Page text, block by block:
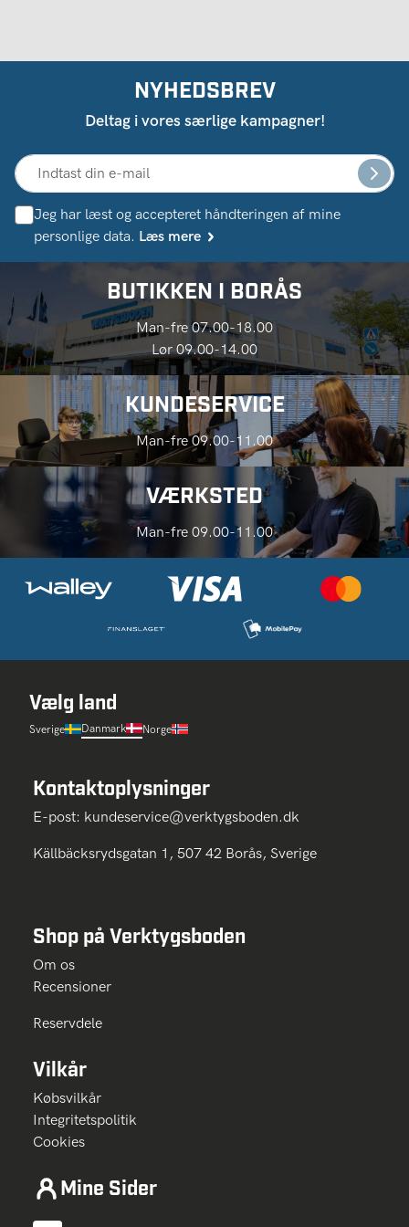
NYHEDSBREV
Deltag i vores særlige kampagner!
Jeg har læst og accepteret håndteringen af ​​mine
personlige data. Læs mere
BUTIKKEN I BORÅS
Man-fre 07.00-18.00
Lør 09.00-14.00
KUNDESERVICE
Man-fre 09.00-11.00
VÆRKSTED
Man-fre 09.00-11.00
Vælg land
Sverige Danmark Norge
Kontaktoplysninger
E-post: kundeservice@verktygsboden.dk
Källbäcksrydsgatan 1, 507 42 Borås, Sverige
Shop på Verktygsboden
Om os
Recensioner
Reservdele
Vilkår
Købsvilkår
Integritetspolitik
Cookies
Mine Sider